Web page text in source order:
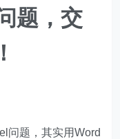
题，交
问题，其实用Word